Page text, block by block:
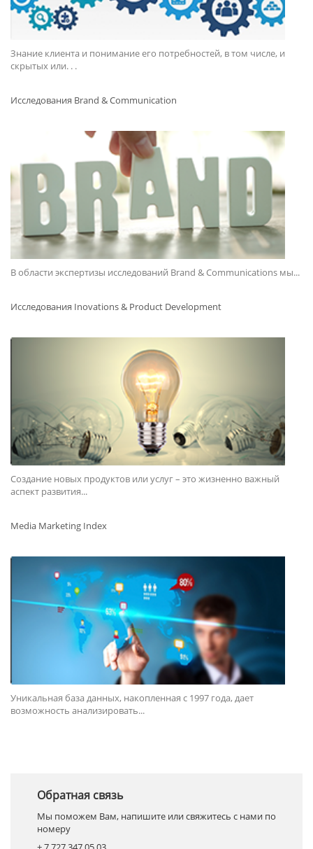
Знание клиента и понимание его потребностей, в том числе, и
скрытых или. . .
Исследования Brand & Communication
В области экспертизы исследований Brand & Communications мы...
Исследования Inovations & Product Development
Создание новых продуктов или услуг – это жизненно важный
аспект развития...
Media Marketing Index
Уникальная база данных, накопленная с 1997 года, дает
возможность анализировать...
Обратная связь
Мы поможем Вам, напишите или свяжитесь с нами по
номеру